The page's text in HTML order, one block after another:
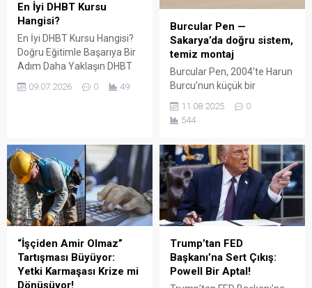
En İyi DHBT Kursu
Hangisi?
En İyi DHBT Kursu Hangisi?
Doğru Eğitimle Başarıya Bir
Adım Daha Yaklaşın DHBT
(Din Hizmetleri Alan Bilgisi
Testi), Diyanet İşleri
Her yıl binlerce aday bu
sınavda yüksek puan
alabilmek için farklı eğitim
kaynaklarına yöneliyor.
Ancak en sık sorulan
sorulardan...
09.07.2026 0 49
Burcular Pen —
Sakarya’da doğru sistem,
temiz montaj
Burcular Pen, 2004’te Harun
Burcu’nun küçük bir
atölyede attığı adımla
başladı; bugün Serdivan’daki
147 m² showroomu ve 750
Sakarya ve çevre ilçelerde
PVC doğrama, cam balkon,
kış bahçesi, panjur ve
küpeşte çözümlerini tek çatı
altında sunuyor. Fıratpen
kurumsal bayiliği ile çalışıyor
olmamız; profil kalitesi,
aksesuar standardı...
11.08.2025
0
544
“İşçiden Amir Olmaz”
Tartışması Büyüyor:
Yetki Karmaşası Krize mi
Dönüşüyor!
Trump’tan FED
Başkanı’na Sert Çıkış:
Powell Bir Aptal!